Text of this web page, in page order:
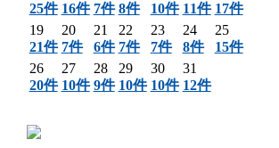
25件 16件 7件 8件
10件 11件 17件
19
21件
20
7件
21
6件
22
7件
23
7件
24
8件
25
15件
26
20件
27
10件
28
9件
29
10件
30
10件
31
12件